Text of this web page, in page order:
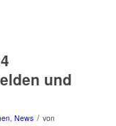
und
, News / von